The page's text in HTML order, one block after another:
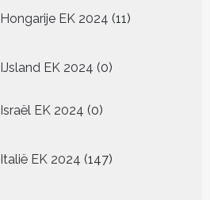
Hongarije EK 2024 11
producten
IJsland EK 2024 00
Israël EK 2024 00
Italië EK 2024 147
producten